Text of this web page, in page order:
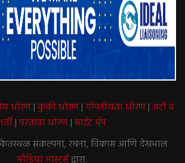
धोरण|कुकी धोरण|गोपनीयता धोरण|अटी व
|परतावा धोरण|साईट मॅप
संकल्पना, रचना, विकास आणि देखभाल